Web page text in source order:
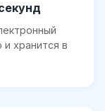
и хранится в